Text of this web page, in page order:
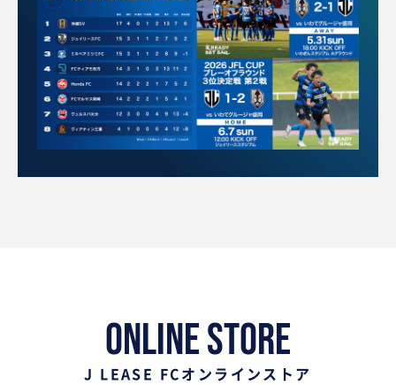
ONLINE STORE
J LEASE FCオンラインストア